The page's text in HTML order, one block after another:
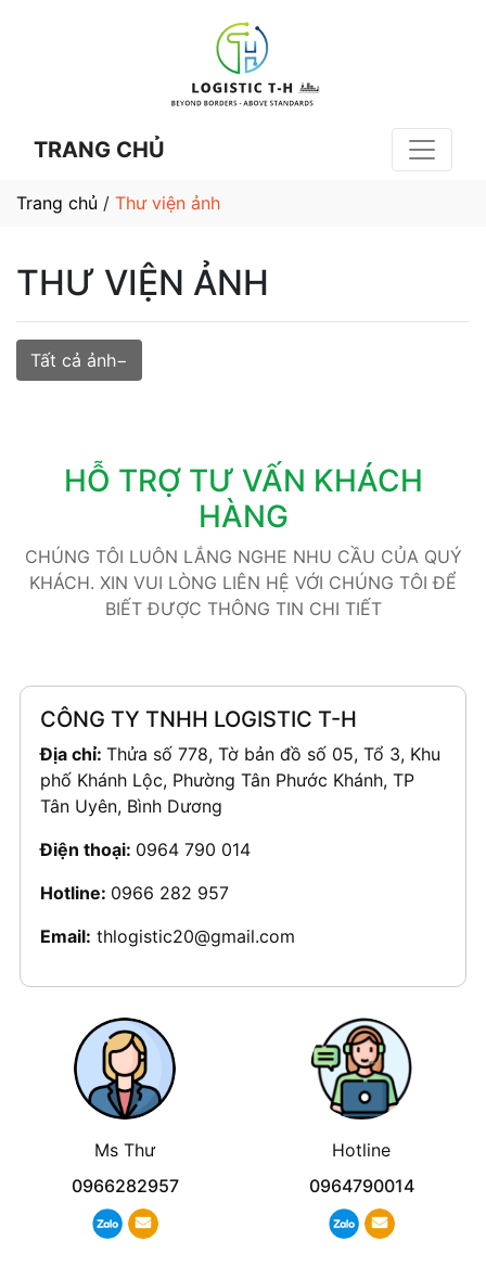
TRANG CHỦ
Trang chủ / Thư viện ảnh
THƯ VIỆN ẢNH
Tất cả ảnh
HỖ TRỢ TƯ VẤN KHÁCH
HÀNG
CHÚNG TÔI LUÔN LẮNG NGHE NHU CẦU CỦA QUÝ
KHÁCH. XIN VUI LÒNG LIÊN HỆ VỚI CHÚNG TÔI ĐỂ
BIẾT ĐƯỢC THÔNG TIN CHI TIẾT
CÔNG TY TNHH LOGISTIC T-H
Địa chỉ: Thửa số 778, Tờ bản đồ số 05, Tổ 3, Khu
phố Khánh Lộc, Phường Tân Phước Khánh, TP
Tân Uyên, Bình Dương
Điện thoại: 0964 790 014
Hotline: 0966 282 957
Email: thlogistic20@gmail.com
Ms Thư
0966282957
Hotline
0964790014